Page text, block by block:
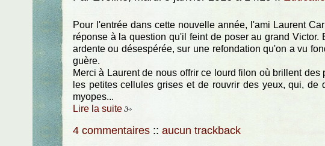
Pour l'entrée dans cette nouvelle année, l'ami Laurent
réponse à la question qu'il feint de poser au grand
ardente ou désespérée, sur une refondation qu'on a vu
guère.
Merci à Laurent de nous offrir ce lourd filon où brillent
les petites cellules grises et de rouvrir des yeux, qui,
myopes...
Lire la suite
4 commentaires :: aucun trackback